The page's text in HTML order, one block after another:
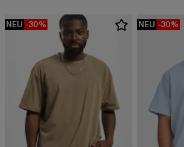
NEU -30% NEU -30%